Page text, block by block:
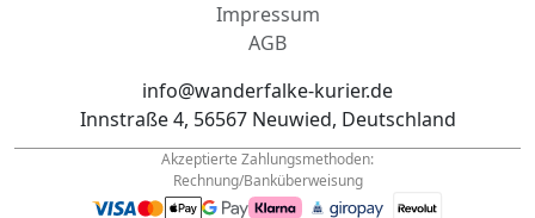
info@wanderfalke-kurier.de
Akzeptierte Zahlungsmethoden:
Rechnung/Banküberweisung
Tel.: +491522 33 703 44